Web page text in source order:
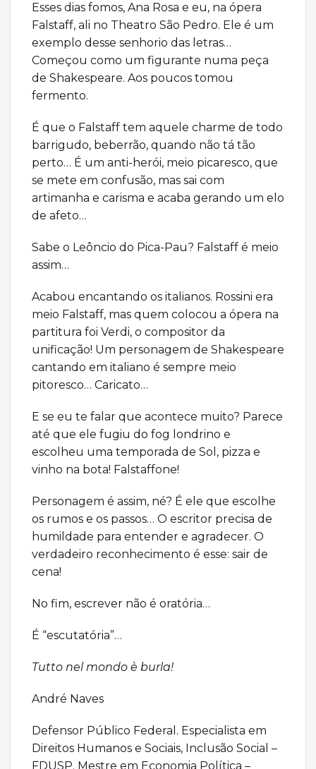
Esses dias fomos, Ana Rosa e eu, na ópera
Falstaff, ali no Theatro São Pedro. Ele é um
exemplo desse senhorio das letras…
Começou como um figurante numa peça
de Shakespeare. Aos poucos tomou
fermento.
É que o Falstaff tem aquele charme de todo
barrigudo, beberrão, quando não tá tão
perto… É um anti-herói, meio picaresco, que
se mete em confusão, mas sai com
artimanha e carisma e acaba gerando um elo
de afeto…
Sabe o Leôncio do Pica-Pau? Falstaff é meio
assim…
Acabou encantando os italianos. Rossini era
meio Falstaff, mas quem colocou a ópera na
partitura foi Verdi, o compositor da
unificação! Um personagem de Shakespeare
cantando em italiano é sempre meio
pitoresco… Caricato…
E se eu te falar que acontece muito? Parece
até que ele fugiu do fog londrino e
escolheu uma temporada de Sol, pizza e
vinho na bota! Falstaffone!
Personagem é assim, né? É ele que escolhe
os rumos e os passos… O escritor precisa de
humildade para entender e agradecer. O
verdadeiro reconhecimento é esse: sair de
cena!
No fim, escrever não é oratória…
É “escutatória”…
Tutto nel mondo è burla!
André Naves
Defensor Público Federal. Especialista em
Direitos Humanos e Sociais, Inclusão Social –
FDUSP. Mestre em Economia Política –